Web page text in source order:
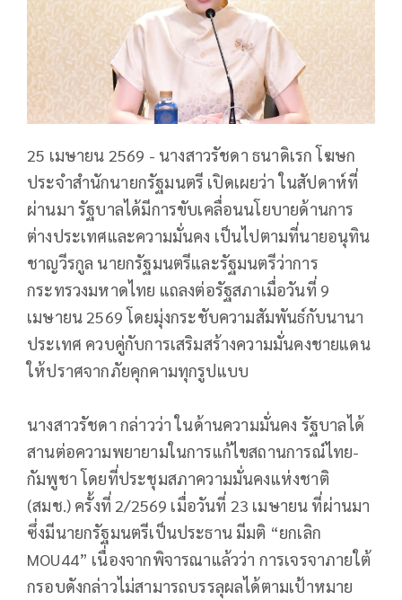
25 เมษายน 2569 - นางสาวรัชดา ธนาดิเรก โฆษก
ประจำสำนักนายกรัฐมนตรี เปิดเผยว่า ในสัปดาห์ที่
ผ่านมา รัฐบาลได้มีการขับเคลื่อนนโยบายด้านการ
ต่างประเทศและความมั่นคง เป็นไปตามที่นายอนุทิน
ชาญวีรกูล นายกรัฐมนตรีและรัฐมนตรีว่าการ
กระทรวงมหาดไทย แถลงต่อรัฐสภาเมื่อวันที่ 9
เมษายน 2569 โดยมุ่งกระชับความสัมพันธ์กับนานา
ประเทศ ควบคู่กับการเสริมสร้างความมั่นคงชายแดน
ให้ปราศจากภัยคุกคามทุกรูปแบบ
นางสาวรัชดา กล่าวว่า ในด้านความมั่นคง รัฐบาลได้
สานต่อความพยายามในการแก้ไขสถานการณ์ไทย-
กัมพูชา โดยที่ประชุมสภาความมั่นคงแห่งชาติ
(สมช.) ครั้งที่ 2/2569 เมื่อวันที่ 23 เมษายน ที่ผ่านมา
ซึ่งมีนายกรัฐมนตรีเป็นประธาน มีมติ “ยกเลิก
MOU44” เนื่องจากพิจารณาแล้วว่า การเจรจาภายใต้
กรอบดังกล่าวไม่สามารถบรรลุผลได้ตามเป้าหมาย